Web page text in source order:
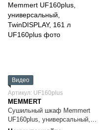
Видео
Артикул: UF160plus
MEMMERT
Сушильный шкаф Memmert
UF160plus, универсальный,
TwinDISPLAY, 161 л